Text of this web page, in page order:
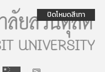
ปิดโหมดสีเทา